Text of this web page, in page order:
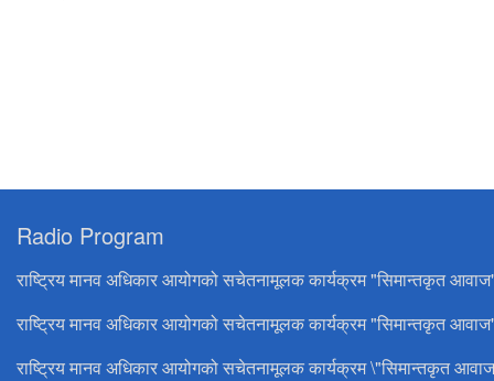
Radio Program
राष्ट्रिय मानव अधिकार आयोगको सचेतनामूलक कार्यक्रम "सिमान्तकृत
राष्ट्रिय मानव अधिकार आयोगको सचेतनामूलक कार्यक्रम "सिमान्तकृत
राष्ट्रिय मानव अधिकार आयोगको सचेतनामूलक कार्यक्रम \"सिमान्तकृत